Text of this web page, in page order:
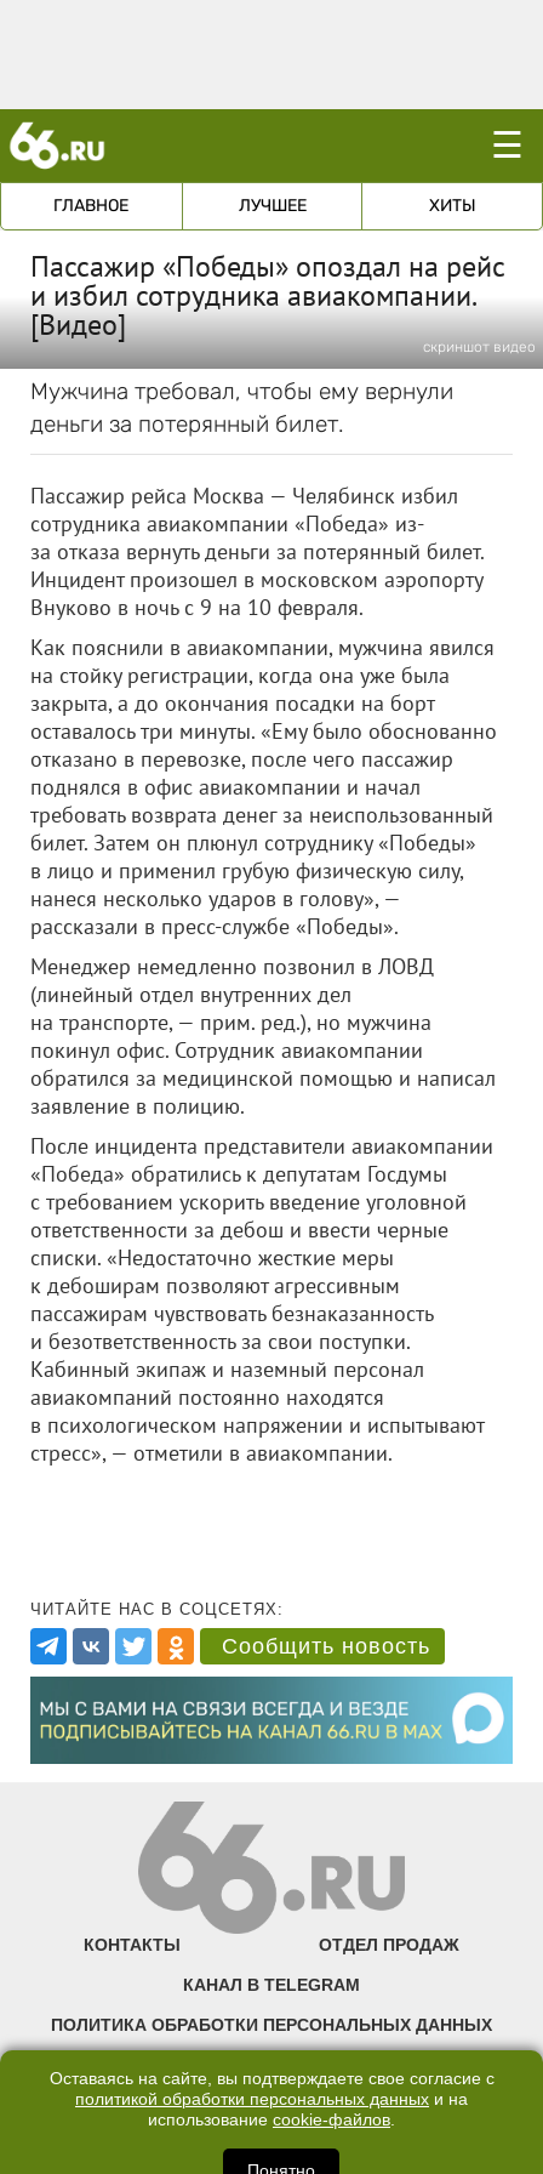
☰
ГЛАВНОЕ ЛУЧШЕЕ ХИТЫ
Пассажир «Победы» опоздал на рейс
и избил сотрудника авиакомпании.
[Видео]
скриншот видео
Мужчина требовал, чтобы ему вернули
деньги за потерянный билет.
Пассажир рейса Москва — Челябинск избил
сотрудника авиакомпании «Победа» из-
за отказа вернуть деньги за потерянный билет.
Инцидент произошел в московском аэропорту
Внуково в ночь с 9 на 10 февраля.
Как пояснили в авиакомпании, мужчина явился
на стойку регистрации, когда она уже была
закрыта, а до окончания посадки на борт
оставалось три минуты. «Ему было обоснованно
отказано в перевозке, после чего пассажир
поднялся в офис авиакомпании и начал
требовать возврата денег за неиспользованный
билет. Затем он плюнул сотруднику «Победы»
в лицо и применил грубую физическую силу,
нанеся несколько ударов в голову», —
рассказали в пресс-службе «Победы».
Менеджер немедленно позвонил в ЛОВД
(линейный отдел внутренних дел
на транспорте, — прим. ред.), но мужчина
покинул офис. Сотрудник авиакомпании
обратился за медицинской помощью и написал
заявление в полицию.
После инцидента представители авиакомпании
«Победа» обратились к депутатам Госдумы
с требованием ускорить введение уголовной
ответственности за дебош и ввести черные
списки. «Недостаточно жесткие меры
к дебоширам позволяют агрессивным
пассажирам чувствовать безнаказанность
и безответственность за свои поступки.
Кабинный экипаж и наземный персонал
авиакомпаний постоянно находятся
в психологическом напряжении и испытывают
стресс», — отметили в авиакомпании.
ЧИТАЙТЕ НАС В СОЦСЕТЯХ:
Сообщить новость
КОНТАКТЫ ОТДЕЛ ПРОДАЖ
КАНАЛ В TELEGRAM
ПОЛИТИКА ОБРАБОТКИ ПЕРСОНАЛЬНЫХ ДАННЫХ
©2007—2025 66.RU. Воспроизведение, сообщение, доведение до всеобщего
правообладателя запрещено. Сетевое издание «Современный портал
Оставаясь на сайте, вы подтверждаете свое согласие с
политикой обработки персональных данных и на
использование cookie-файлов.